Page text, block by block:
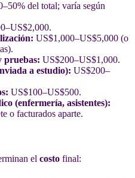
del total; varía según
US$1,000–US$5,000 (o
pruebas: US$200–US$1,000.
a estudio): US$200–
US$100–US$500.
(enfermería, asistentes):
o facturados aparte.
el costo final: